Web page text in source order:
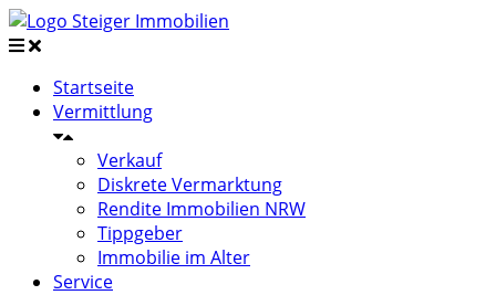
Startseite
Vermittlung
Verkauf
Diskrete Vermarktung
Rendite Immobilien NRW
Tippgeber
Immobilie im Alter
Service